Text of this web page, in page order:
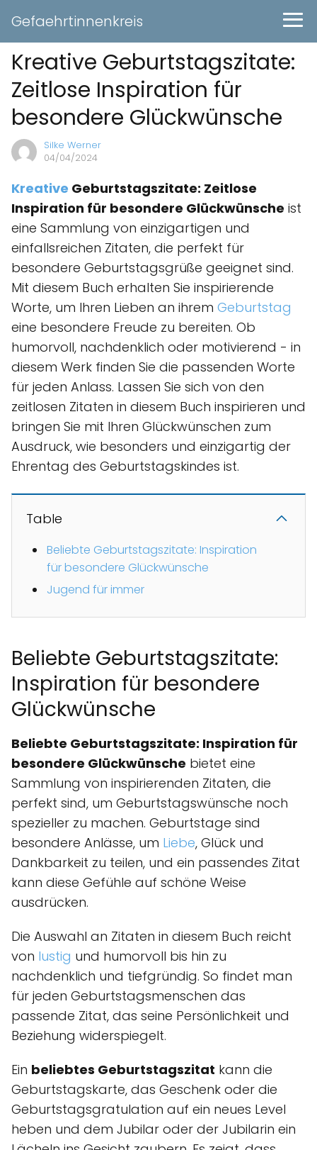
Gefaehrtinnenkreis
Kreative Geburtstagszitate:
Zeitlose Inspiration für
besondere Glückwünsche
Silke Werner
04/04/2024
Kreative Geburtstagszitate: Zeitlose
Inspiration für besondere Glückwünsche ist
eine Sammlung von einzigartigen und
einfallsreichen Zitaten, die perfekt für
besondere Geburtstagsgrüße geeignet sind.
Mit diesem Buch erhalten Sie inspirierende
Worte, um Ihren Lieben an ihrem Geburtstag
eine besondere Freude zu bereiten. Ob
humorvoll, nachdenklich oder motivierend - in
diesem Werk finden Sie die passenden Worte
für jeden Anlass. Lassen Sie sich von den
zeitlosen Zitaten in diesem Buch inspirieren und
bringen Sie mit Ihren Glückwünschen zum
Ausdruck, wie besonders und einzigartig der
Ehrentag des Geburtstagskindes ist.
Table
Beliebte Geburtstagszitate: Inspiration
für besondere Glückwünsche
Jugend für immer
Beliebte Geburtstagszitate:
Inspiration für besondere
Glückwünsche
Beliebte Geburtstagszitate: Inspiration für
besondere Glückwünsche bietet eine
Sammlung von inspirierenden Zitaten, die
perfekt sind, um Geburtstagswünsche noch
spezieller zu machen. Geburtstage sind
besondere Anlässe, um Liebe, Glück und
Dankbarkeit zu teilen, und ein passendes Zitat
kann diese Gefühle auf schöne Weise
ausdrücken.
Die Auswahl an Zitaten in diesem Buch reicht
von lustig und humorvoll bis hin zu
nachdenklich und tiefgründig. So findet man
für jeden Geburtstagsmenschen das
passende Zitat, das seine Persönlichkeit und
Beziehung widerspiegelt.
Ein beliebtes Geburtstagszitat kann die
Geburtstagskarte, das Geschenk oder die
Geburtstagsgratulation auf ein neues Level
heben und dem Jubilar oder der Jubilarin ein